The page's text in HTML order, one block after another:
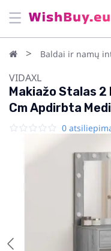
Baldai ir namų
VIDAXL
Makiažo Stalas 2
Cm Apdirbta
0